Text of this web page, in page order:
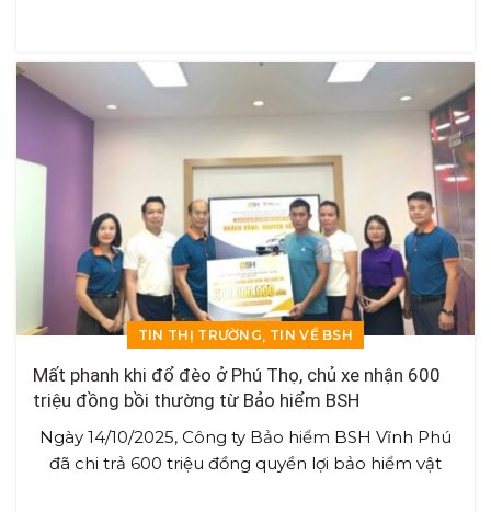
TIN THỊ TRƯỜNG, TIN VỀ BSH
Mất phanh khi đổ đèo ở Phú Thọ, chủ xe nhận 600
triệu đồng bồi thường từ Bảo hiểm BSH
Ngày 14/10/2025, Công ty Bảo hiểm BSH Vĩnh Phú
đã chi trả 600 triệu đồng quyền lợi bảo hiểm vật